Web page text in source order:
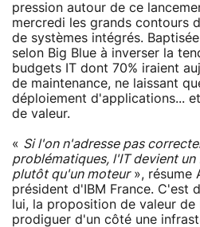
pression autour de ce
mercredi les grands contours
de systèmes intégrés.
selon Big Blue à inverser la
budgets IT dont 70% iraient
de maintenance, ne laissant
déploiement d'applications...
de valeur.
« Si l'on n'adresse pas
problématiques, l'IT devient
plutôt qu'un moteur», résume
président d'IBM France. C'est
lui, la proposition de valeur de
prodiguer d'un côté une